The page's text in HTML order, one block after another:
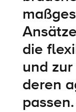
die
und
deren
passen.